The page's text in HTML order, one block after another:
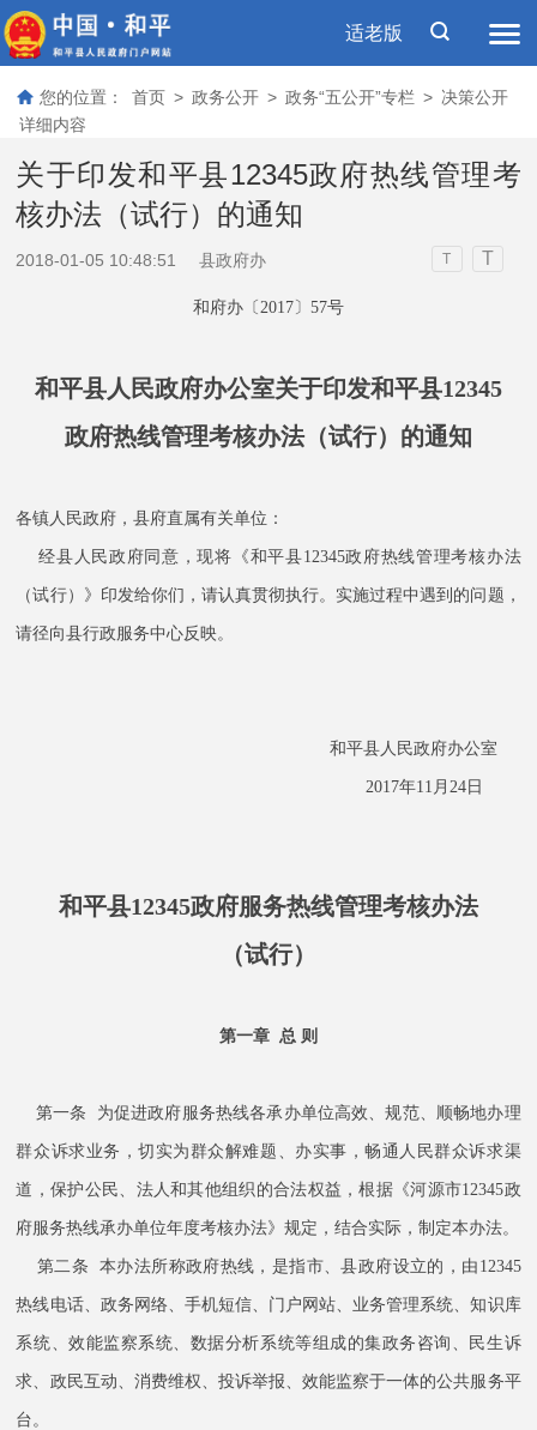
适老版
您的位置： 首页 > 政务公开 > 政务“五公开”专栏 > 决策公开
详细内容
关于印发和平县12345政府热线管理考
核办法（试行）的通知
2018-01-05 10:48:51 县政府办 T T
和府办〔2017〕57号
和平县人民政府办公室关于印发和平县12345
政府热线管理考核办法（试行）的通知
各镇人民政府，县府直属有关单位：
经县人民政府同意，现将《和平县12345政府热线管理考核办法
（试行）》印发给你们，请认真贯彻执行。实施过程中遇到的问题，
请径向县行政服务中心反映。
和平县人民政府办公室
2017年11月24日
和平县12345政府服务热线管理考核办法
（试行）
第一章 总 则
第一条 为促进政府服务热线各承办单位高效、规范、顺畅地办理
群众诉求业务，切实为群众解难题、办实事，畅通人民群众诉求渠
道，保护公民、法人和其他组织的合法权益，根据《河源市12345政
府服务热线承办单位年度考核办法》规定，结合实际，制定本办法。
第二条 本办法所称政府热线，是指市、县政府设立的，由12345
热线电话、政务网络、手机短信、门户网站、业务管理系统、知识库
系统、效能监察系统、数据分析系统等组成的集政务咨询、民生诉
求、政民互动、消费维权、投诉举报、效能监察于一体的公共服务平
台。